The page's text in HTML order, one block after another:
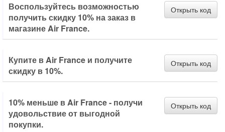
Воспользуйтесь возможностью
получить скидку 10% на заказ в
магазине Air France.
Открыть код
Купите в Air France и получите
скидку в 10%.
Открыть код
10% меньше в Air France - получи
удовольствие от выгодной
покупки.
Открыть код